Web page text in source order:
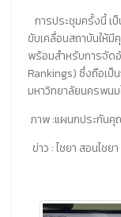
การประชุมครั้งนี้ เ
ขับเคลื่อนสถาบันให้
พร้อมสำหรับการจัด
Rankings) ซึ่งถือเ
มหาวิทยาลัยนครพนม
ภาพ :แผนกประกัน
ข่าว : ไชยา สอนไชยา